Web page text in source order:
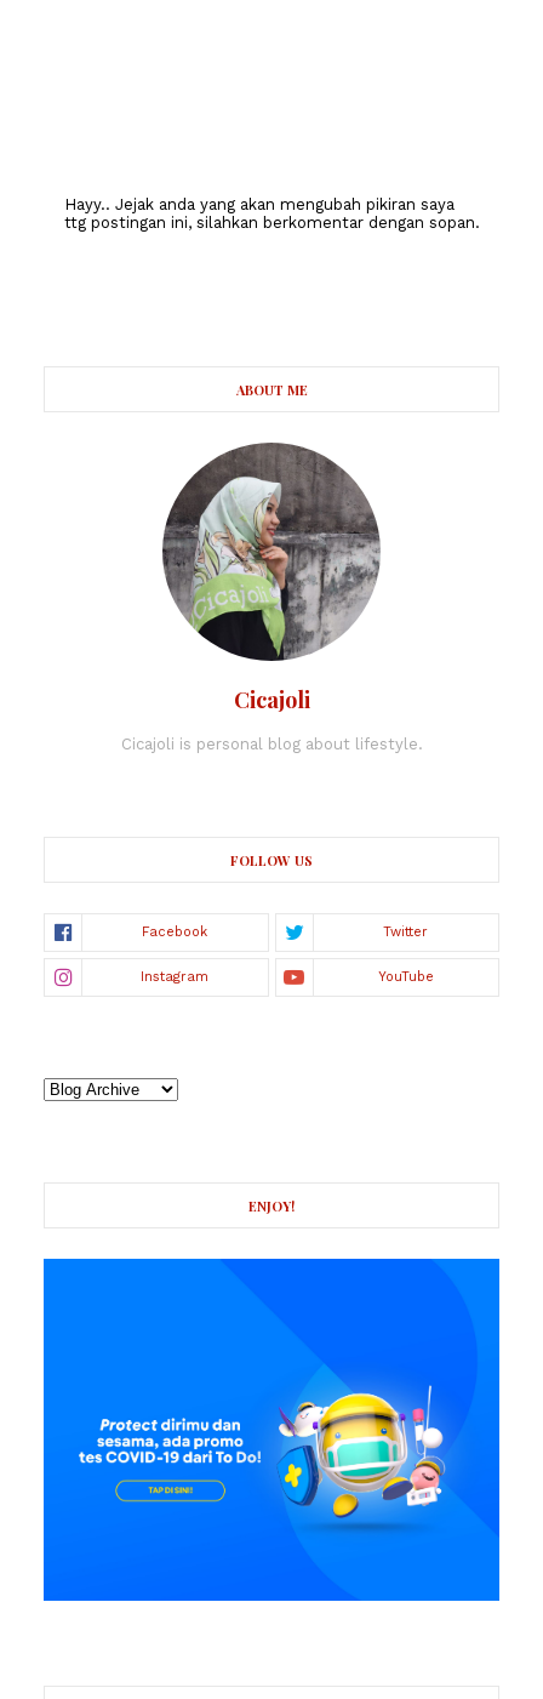
Hayy.. Jejak anda yang akan mengubah pikiran saya
ttg postingan ini, silahkan berkomentar dengan sopan.
ABOUT ME
Cicajoli
Cicajoli is personal blog about lifestyle.
FOLLOW US
ENJOY!